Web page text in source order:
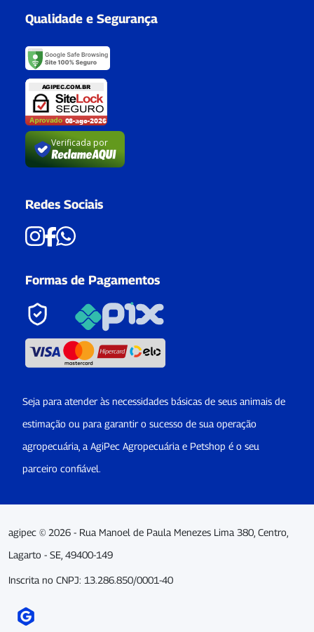
Qualidade e Segurança
Verificada por
Redes Sociais
Formas de Pagamentos
Seja para atender às necessidades básicas de seus animais de
estimação ou para garantir o sucesso de sua operação
agropecuária, a AgiPec Agropecuária e Petshop é o seu
parceiro confiável.
agipec © 2026 - Rua Manoel de Paula Menezes Lima 380, Centro,
Lagarto - SE, 49400-149
Inscrita no CNPJ: 13.286.850/0001-40